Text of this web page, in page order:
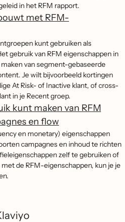
in het RFM rapport.
met RFM-
kunt gebruiken als
gebruik van RFM eigenschappen in
van segment-gebaseerde
Je wilt bijvoorbeeld kortingen
At Risk- of Inactive klant, of cross-
in je Recent groep.
kunt maken van RFM
en flow
en monetary) eigenschappen
campagnes en inhoud te richten
zelf te gebruiken of
de RFM-eigenschappen, kun je je